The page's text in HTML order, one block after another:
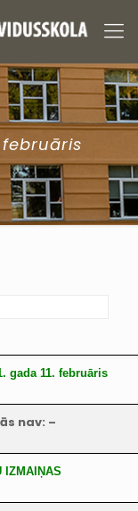
februāris
gada 11. februāris
nav: –
IZMAIŅAS